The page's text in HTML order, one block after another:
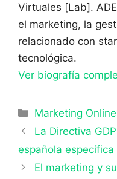
Virtuales [Lab].
el marketing, la
relacionado con
tecnológica.
Ver biografía
Categorías
Marketing Online
La Directiva
española específica
El marketing y